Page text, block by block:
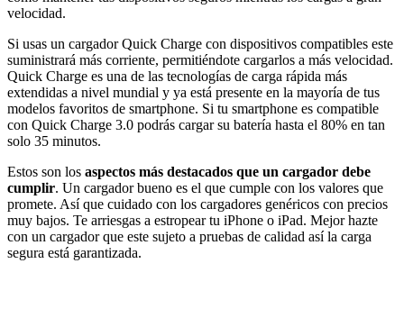
velocidad.
Si usas un cargador Quick Charge con dispositivos compatibles este
suministrará más corriente, permitiéndote cargarlos a más velocidad.
Quick Charge es una de las tecnologías de carga rápida más
extendidas a nivel mundial y ya está presente en la mayoría de tus
modelos favoritos de smartphone. Si tu smartphone es compatible
con Quick Charge 3.0 podrás cargar su batería hasta el 80% en tan
solo 35 minutos.
Estos son los aspectos más destacados que un cargador debe
cumplir. Un cargador bueno es el que cumple con los valores que
promete. Así que cuidado con los cargadores genéricos con precios
muy bajos. Te arriesgas a estropear tu iPhone o iPad. Mejor hazte
con un cargador que este sujeto a pruebas de calidad así la carga
segura está garantizada.